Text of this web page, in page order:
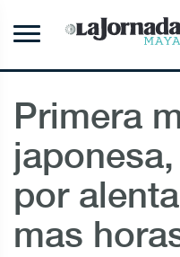
Primera
por
mas